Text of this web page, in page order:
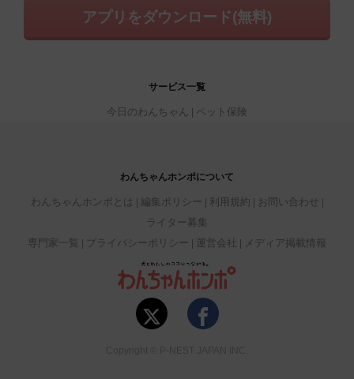
アプリをダウンロード(無料)
サービス一覧
今日のわんちゃん ペット保険
わんちゃんホンポについて
わんちゃんホンポとは 編集ポリシー 利用規約
お問い合わせ
ライター募集
専門家一覧
プライバシーポリシー 運営会社 メディア掲載情報